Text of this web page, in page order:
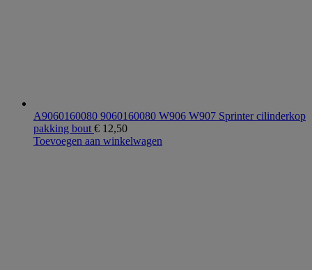
A9060160080 9060160080 W906 W907 Sprinter cilinderkop
pakking bout € 12,50
Toevoegen aan winkelwagen